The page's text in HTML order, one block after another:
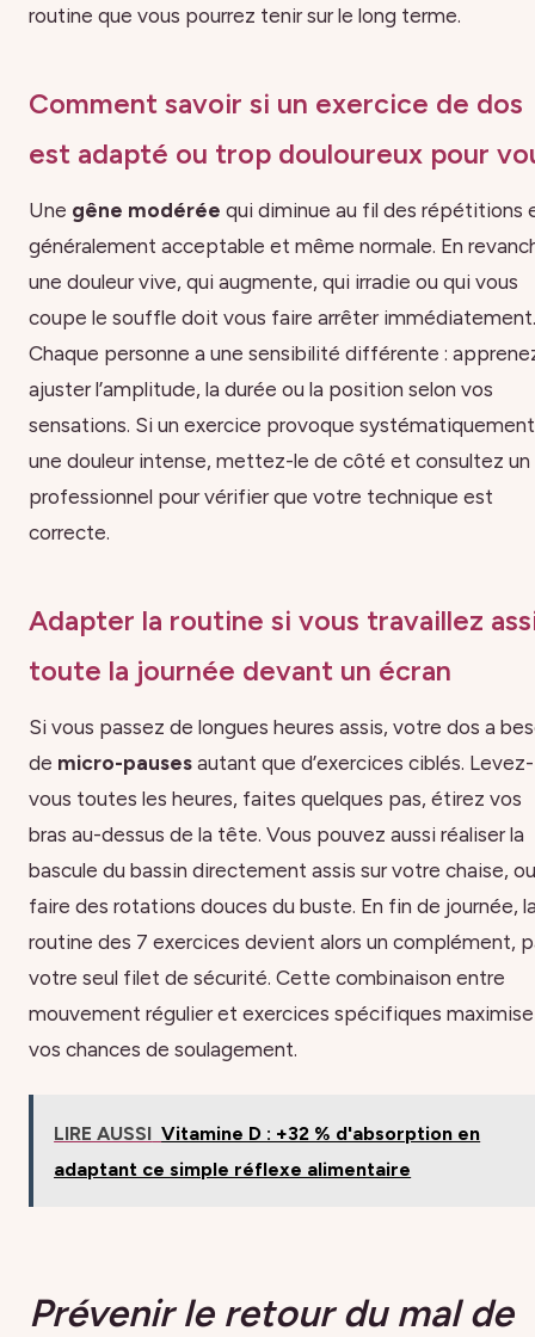
routine que vous pourrez tenir sur le long terme.
Comment savoir si un exercice de dos
est adapté ou trop douloureux pour
Une gêne modérée qui diminue au fil des répétitions
généralement acceptable et même normale. En
une douleur vive, qui augmente, qui irradie ou qui vous
coupe le souffle doit vous faire arrêter immédiatement.
Chaque personne a une sensibilité différente :
ajuster l’amplitude, la durée ou la position selon vos
sensations. Si un exercice provoque systématiquement
une douleur intense, mettez-le de côté et consultez un
professionnel pour vérifier que votre technique est
correcte.
Adapter la routine si vous travaillez
toute la journée devant un écran
Si vous passez de longues heures assis, votre dos a
de micro-pauses autant que d’exercices ciblés. Levez-
vous toutes les heures, faites quelques pas, étirez vos
bras au-dessus de la tête. Vous pouvez aussi réaliser la
bascule du bassin directement assis sur votre chaise, ou
faire des rotations douces du buste. En fin de journée,
routine des 7 exercices devient alors un complément,
votre seul filet de sécurité. Cette combinaison entre
mouvement régulier et exercices spécifiques maximise
vos chances de soulagement.
LIRE AUSSI Vitamine D : +32 % d'absorption en
adaptant ce simple réflexe alimentaire
Prévenir le retour du mal de